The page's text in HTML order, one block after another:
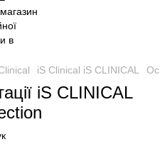
iS Clinical iS CLINICAL
iS CLINIСAL